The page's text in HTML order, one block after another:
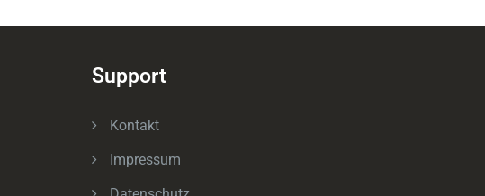
Support
Kontakt
Impressum